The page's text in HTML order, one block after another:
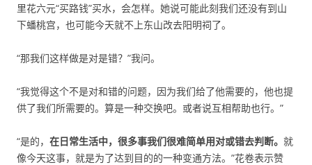
里花六元“买路钱”买水，会怎样。她说可能此刻我们还没有到山
下蟠桃宫，也可能今天就不上东山改去阳明祠了。
“那我们这样做是对是错？”我问。
“我觉得这个不是对和错的问题，因为我们给了他需要的，他也提
供了我们所需要的。算是一种交换吧。或者说互相帮助也行。”
“是的， 在日常生活中，很多事我们很难简单用对或错去判断。 就
像今天这事，就是为了达到目的的一种变通方法。”花卷表示赞